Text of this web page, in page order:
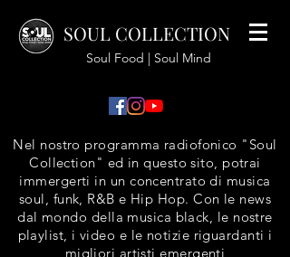
SOUL COLLECTION
Soul Food | Soul Mind
Nel nostro programma radiofonico "Soul
Collection" ed in questo sito, potrai
immergerti in un concentrato di musica
soul, funk, R&B e Hip Hop. Con le news
dal mondo della musica black, le nostre
playlist, i video e le notizie riguardanti i
migliori artisti emergenti